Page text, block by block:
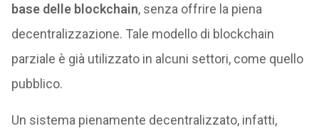
base delle blockchain, senza offrire la piena
decentralizzazione. Tale modello di blockchain
parziale è già utilizzato in alcuni settori, come quello
pubblico.
Un sistema pienamente decentralizzato, infatti,